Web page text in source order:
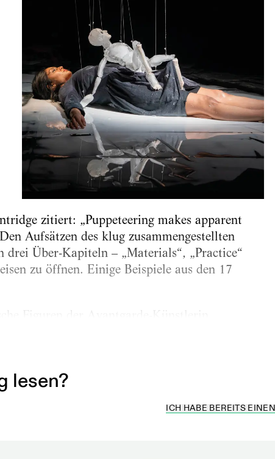
zitiert: „Puppeteering makes apparent
Aufsätzen des klug zusammengestellten
drei Über-Kapiteln – „Materials“, „Practice“
zu öffnen. Einige Beispiele aus den 17
lesen?
ICH HABE BEREITS